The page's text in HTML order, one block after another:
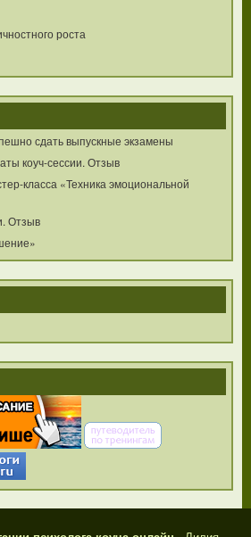
роста
сдать выпускные экзамены
коуч-сессии. Отзыв
класса «Техника эмоциональной
Отзыв